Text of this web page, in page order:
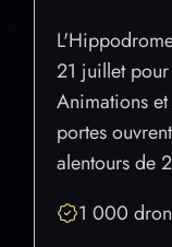
21 juillet
Animations
portes
alentours de
1 000